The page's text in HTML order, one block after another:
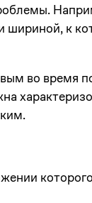
шириной, к
во время